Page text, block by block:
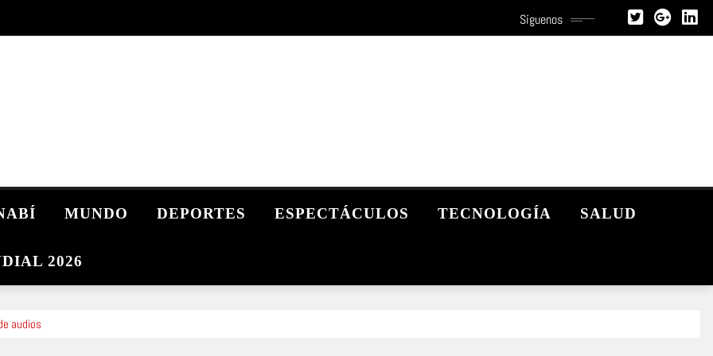
Síguenos
MUNDO DEPORTES ESPECTÁCULOS TECNOLOGÍA SALUD
2026
audios